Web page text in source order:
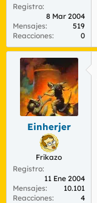
Registro
8 Mar 2004
Mensajes
519
Reacciones
0
Einherjer
Frikazo
Registro
11 Ene 2004
Mensajes
10.101
Reacciones
4